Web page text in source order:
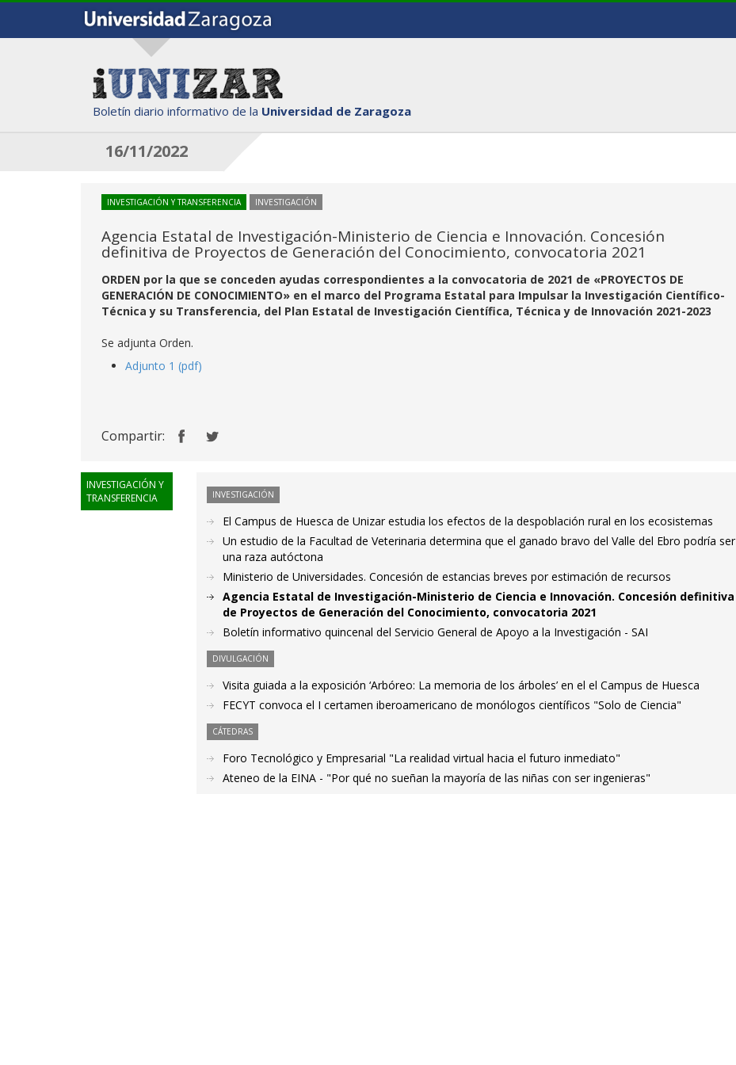
Boletín diario informativo de la Universidad de Zaragoza
16/11/2022
INVESTIGACIÓN Y TRANSFERENCIA INVESTIGACIÓN
Agencia Estatal de Investigación-Ministerio de Ciencia e Innovación. Concesión
definitiva de Proyectos de Generación del Conocimiento, convocatoria 2021
ORDEN por la que se conceden ayudas correspondientes a la convocatoria de 2021 de «PROYECTOS DE
GENERACIÓN DE CONOCIMIENTO» en el marco del Programa Estatal para Impulsar la Investigación Científico-
Técnica y su Transferencia, del Plan Estatal de Investigación Científica, Técnica y de Innovación 2021-2023
Se adjunta Orden.
Adjunto 1 (pdf)
Compartir:
INVESTIGACIÓN Y
TRANSFERENCIA
INVESTIGACIÓN
El Campus de Huesca de Unizar estudia los efectos de la despoblación rural en los ecosistemas
Un estudio de la Facultad de Veterinaria determina que el ganado bravo del Valle del Ebro podría ser
una raza autóctona
Ministerio de Universidades. Concesión de estancias breves por estimación de recursos
Agencia Estatal de Investigación-Ministerio de Ciencia e Innovación. Concesión definitiva
de Proyectos de Generación del Conocimiento, convocatoria 2021
Boletín informativo quincenal del Servicio General de Apoyo a la Investigación - SAI
DIVULGACIÓN
Visita guiada a la exposición ‘Arbóreo: La memoria de los árboles’ en el el Campus de Huesca
FECYT convoca el I certamen iberoamericano de monólogos científicos "Solo de Ciencia"
CÁTEDRAS
Foro Tecnológico y Empresarial "La realidad virtual hacia el futuro inmediato"
Ateneo de la EINA - "Por qué no sueñan la mayoría de las niñas con ser ingenieras"